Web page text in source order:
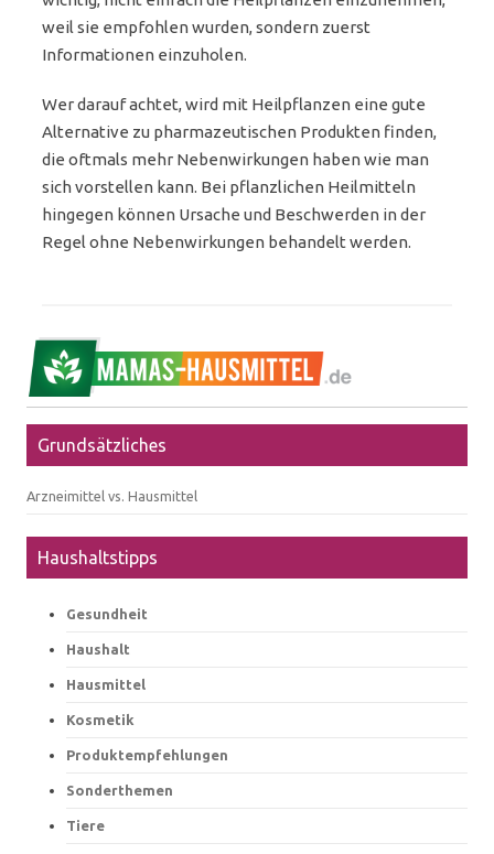
weil sie empfohlen wurden, sondern zuerst
Informationen einzuholen.
Wer darauf achtet, wird mit Heilpflanzen eine gute
Alternative zu pharmazeutischen Produkten finden,
die oftmals mehr Nebenwirkungen haben wie man
sich vorstellen kann. Bei pflanzlichen Heilmitteln
hingegen können Ursache und Beschwerden in der
Regel ohne Nebenwirkungen behandelt werden.
Grundsätzliches
Arzneimittel vs. Hausmittel
Haushaltstipps
Gesundheit
Haushalt
Hausmittel
Kosmetik
Produktempfehlungen
Sonderthemen
Tiere